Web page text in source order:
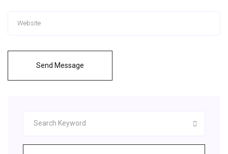
Send Message